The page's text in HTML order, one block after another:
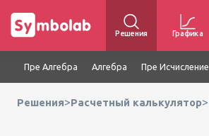
Решения Графика
Пре Алгебра Алгебра Пре Исчисление
Решения>Расчетный калькулятор>